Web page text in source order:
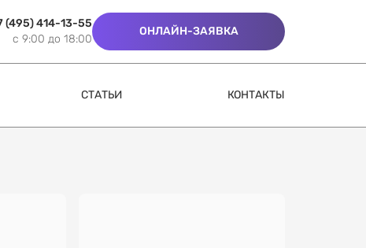
(495) 414-13-55
c 9:00 до 18:00
ОНЛАЙН-ЗАЯВКА
СТАТЬИ КОНТАКТЫ